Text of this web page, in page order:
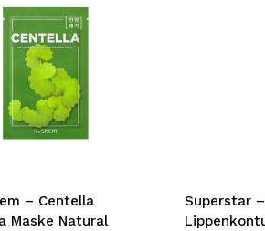
– Centella
Maske Natural
Superstar